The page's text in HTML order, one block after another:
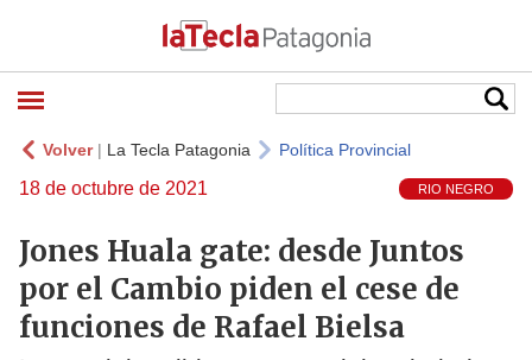
Volver| La Tecla Patagonia Política Provincial
18 de octubre de 2021 RIO NEGRO
Jones Huala gate: desde Juntos
por el Cambio piden el cese de
funciones de Rafael Bielsa